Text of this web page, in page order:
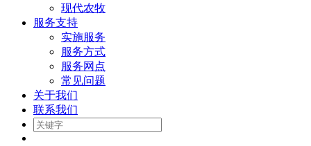
现代农牧
服务支持
实施服务
服务方式
服务网点
常见问题
关于我们
联系我们